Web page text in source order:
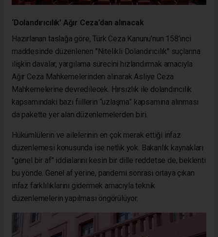
‘Dolandırıcılık’ Ağır Ceza’dan alınacak
Hazırlanan taslağa göre, Türk Ceza Kanunu’nun 158’inci
maddesinde düzenlenen "Nitelikli Dolandırıcılık" suçlarına
ilişkin davalar, yargılama sürecini hızlandırmak amacıyla
Ağır Ceza Mahkemelerinden alınarak Asliye Ceza
Mahkemelerine devredilecek. Hırsızlık ile dolandırıcılık
kapsamındaki bazı fiillerin “uzlaşma” kapsamına alınması
da pakette yer alan düzenlemelerden biri.
Hükümlülerin ve ailelerinin en çok merak ettiği infaz
düzenlemesi konusunda ise netlik yok. Bakanlık kaynakları
"genel bir af" iddialarını kesin bir dille reddetse de, beklenti
bu yönde. Genel af yerine, pandemi sonrası ortaya çıkan
infaz farklılıklarını gidermek amacıyla teknik
düzenlemelerin yapılması öngörülüyor.